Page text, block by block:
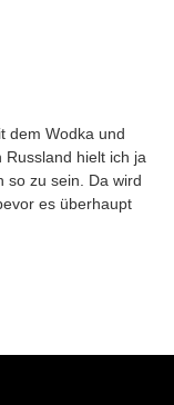
dem Wodka und
hielt ich ja
so zu sein. Da wird
es überhaupt